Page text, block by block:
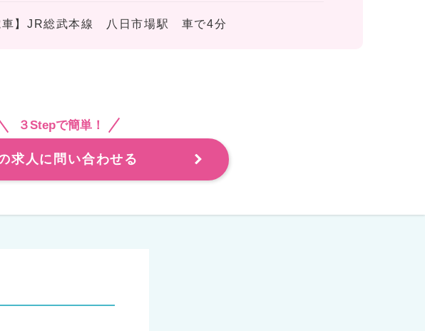
車】JR総武本線 八日市場駅 車で4分
３Stepで簡単！
求人に問い合わせる